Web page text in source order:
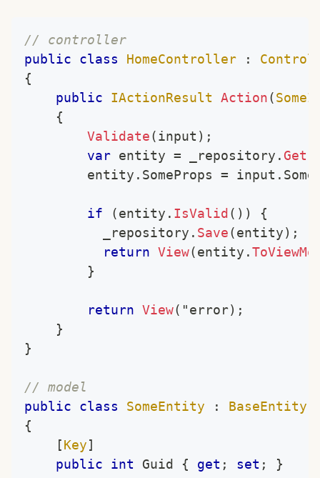
// controller
public
class HomeController :
{
public
IActionResult Action(
{
Validate(input ) ;
var entity = _repository . Get
		entity
. SomeProps = input .
if (entity . IsValid( ) )
{
		  _repository
. Save(entity) ;
return View(entity .
}
return View( "error) ;
}
}
// model
public
class SomeEntity :
BaseEntity
{
[Key]
public
int Guid { get ; set ; }